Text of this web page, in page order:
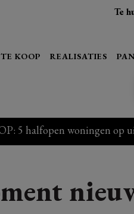
Te
KOOP REALISATIES
5 halfopen woningen op